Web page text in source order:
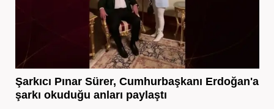
Şarkıcı Pınar Sürer, Cumhurbaşkanı Erdoğan'a
şarkı okuduğu anları paylaştı